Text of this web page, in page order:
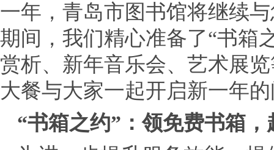
一年，青岛市图书馆将继续
期间，我们精心准备了“书箱
赏析、新年音乐会、艺术展
大餐与大家一起开启新一年
“书箱之约”：领免费书箱